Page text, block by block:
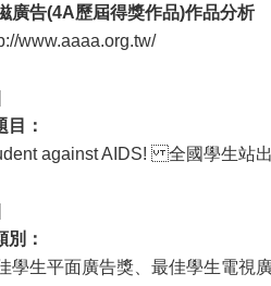
廣告(4A歷屆得獎作品)作品分析
www.aaaa.org.tw/
目：
against AIDS! 全國學生站
別：
學生平面廣告獎、最佳學生電視